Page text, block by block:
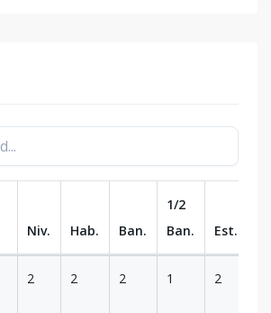
Niv. Hab. Ban.
1/2
Ban.
Est.
2 2 2 1 2